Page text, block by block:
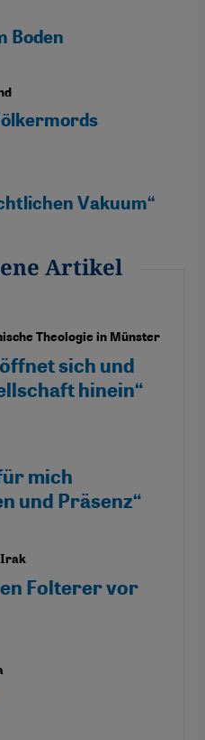
Boden
Vakuum“
Artikel
Theologie in Münster
sich und
hinein“
mich
und Präsenz“
Irak
Folterer vor